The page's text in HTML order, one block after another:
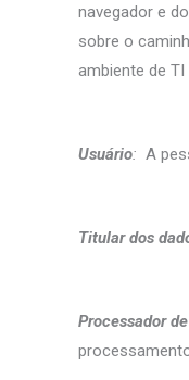
navegador e
sobre o
ambiente de TI
Usuário: A
Titular dos
Processador